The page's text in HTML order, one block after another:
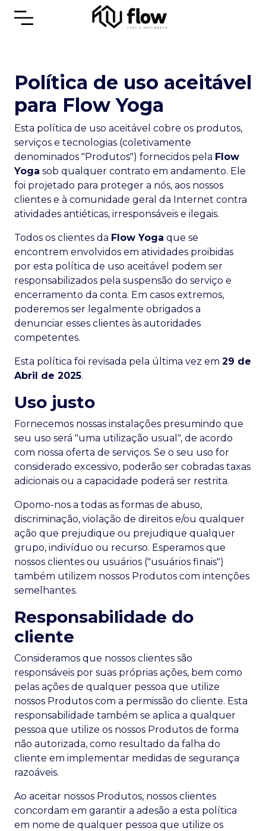
Política de uso aceitável
para Flow Yoga
Esta política de uso aceitável cobre os produtos,
serviços e tecnologias (coletivamente
denominados "Produtos") fornecidos pela Flow
Yoga sob qualquer contrato em andamento. Ele
foi projetado para proteger a nós, aos nossos
clientes e à comunidade geral da Internet contra
atividades antiéticas, irresponsáveis e ilegais.
Todos os clientes da Flow Yoga que se
encontrem envolvidos em atividades proibidas
por esta política de uso aceitável podem ser
responsabilizados pela suspensão do serviço e
encerramento da conta. Em casos extremos,
poderemos ser legalmente obrigados a
denunciar esses clientes às autoridades
competentes.
Esta política foi revisada pela última vez em 29 de
Abril de 2025.
Uso justo
Fornecemos nossas instalações presumindo que
seu uso será "uma utilização usual", de acordo
com nossa oferta de serviços. Se o seu uso for
considerado excessivo, poderão ser cobradas taxas
adicionais ou a capacidade poderá ser restrita.
Opomo-nos a todas as formas de abuso,
discriminação, violação de direitos e/ou qualquer
ação que prejudique ou prejudique qualquer
grupo, indivíduo ou recurso. Esperamos que
nossos clientes ou usuários ("usuários finais")
também utilizem nossos Produtos com intenções
semelhantes.
Responsabilidade do
cliente
Consideramos que nossos clientes são
responsáveis por suas próprias ações, bem como
pelas ações de qualquer pessoa que utilize
nossos Produtos com a permissão do cliente. Esta
responsabilidade também se aplica a qualquer
pessoa que utilize os nossos Produtos de forma
não autorizada, como resultado da falha do
cliente em implementar medidas de segurança
razoáveis.
Ao aceitar nossos Produtos, nossos clientes
concordam em garantir a adesão a esta política
em nome de qualquer pessoa que utilize os